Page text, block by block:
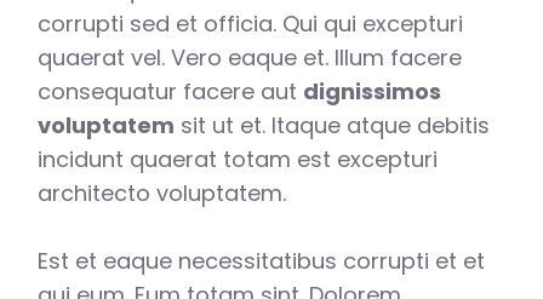
corrupti sed et officia. Qui qui excepturi
quaerat vel. Vero eaque et. Illum facere
consequatur facere aut dignissimos
voluptatem sit ut et. Itaque atque debitis
incidunt quaerat totam est excepturi
architecto voluptatem.
Est et eaque necessitatibus corrupti et et